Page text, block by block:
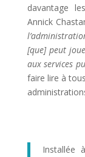
davantage
Annick
[que] peut
aux services
faire lire à
Installée